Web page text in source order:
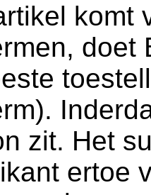
komt
doet
zit. Het
ertoe